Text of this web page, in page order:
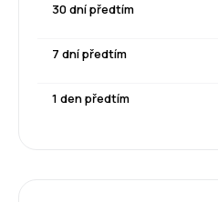
30 dní předtím
7 dní předtím
1 den předtím